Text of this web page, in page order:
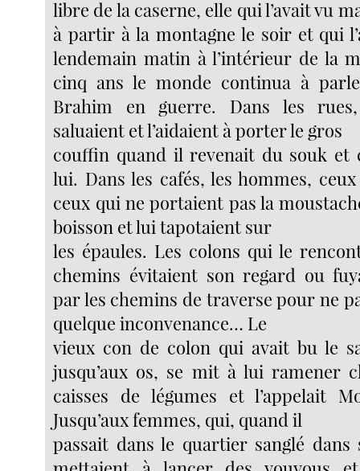
libre de la caserne, elle qui l’avait vu
à partir à la montagne le soir et qui
lendemain matin à l’intérieur de la
cinq ans le monde continua à
Brahim en guerre. Dans les
saluaient et l’aidaient à porter le gros
couffin quand il revenait du souk et
lui. Dans les cafés, les hommes,
ceux qui ne portaient pas la
boisson et lui tapotaient sur
les épaules. Les colons qui le
chemins évitaient son regard ou
par les chemins de traverse pour ne
quelque inconvenance… Le
vieux con de colon qui avait bu le
jusqu’aux os, se mit à lui ramener
caisses de légumes et l’appelait
Jusqu’aux femmes, qui, quand il
passait dans le quartier sanglé dans